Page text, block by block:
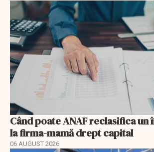
Când poate ANAF reclasifica
la firma-mamă drept capital
06 AUGUST 2026